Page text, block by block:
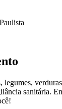
legumes,
sanitária.